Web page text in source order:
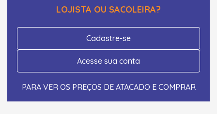
LOJISTA OU SACOLEIRA?
Cadastre-se
Acesse sua conta
PARA VER OS PREÇOS DE ATACADO E COMPRAR